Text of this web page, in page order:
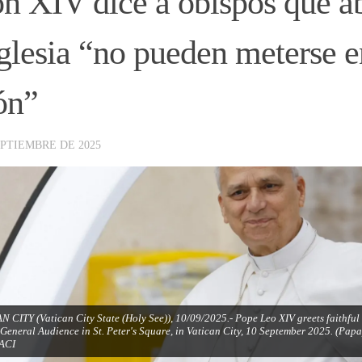
“no pueden meterse
DE 2025
CITY (Vatican City State (Holy See)), 10/09/2025.- Pope Leo XIV greets
Audience in St. Peter's Square, in Vatican City, 10 September 2025.